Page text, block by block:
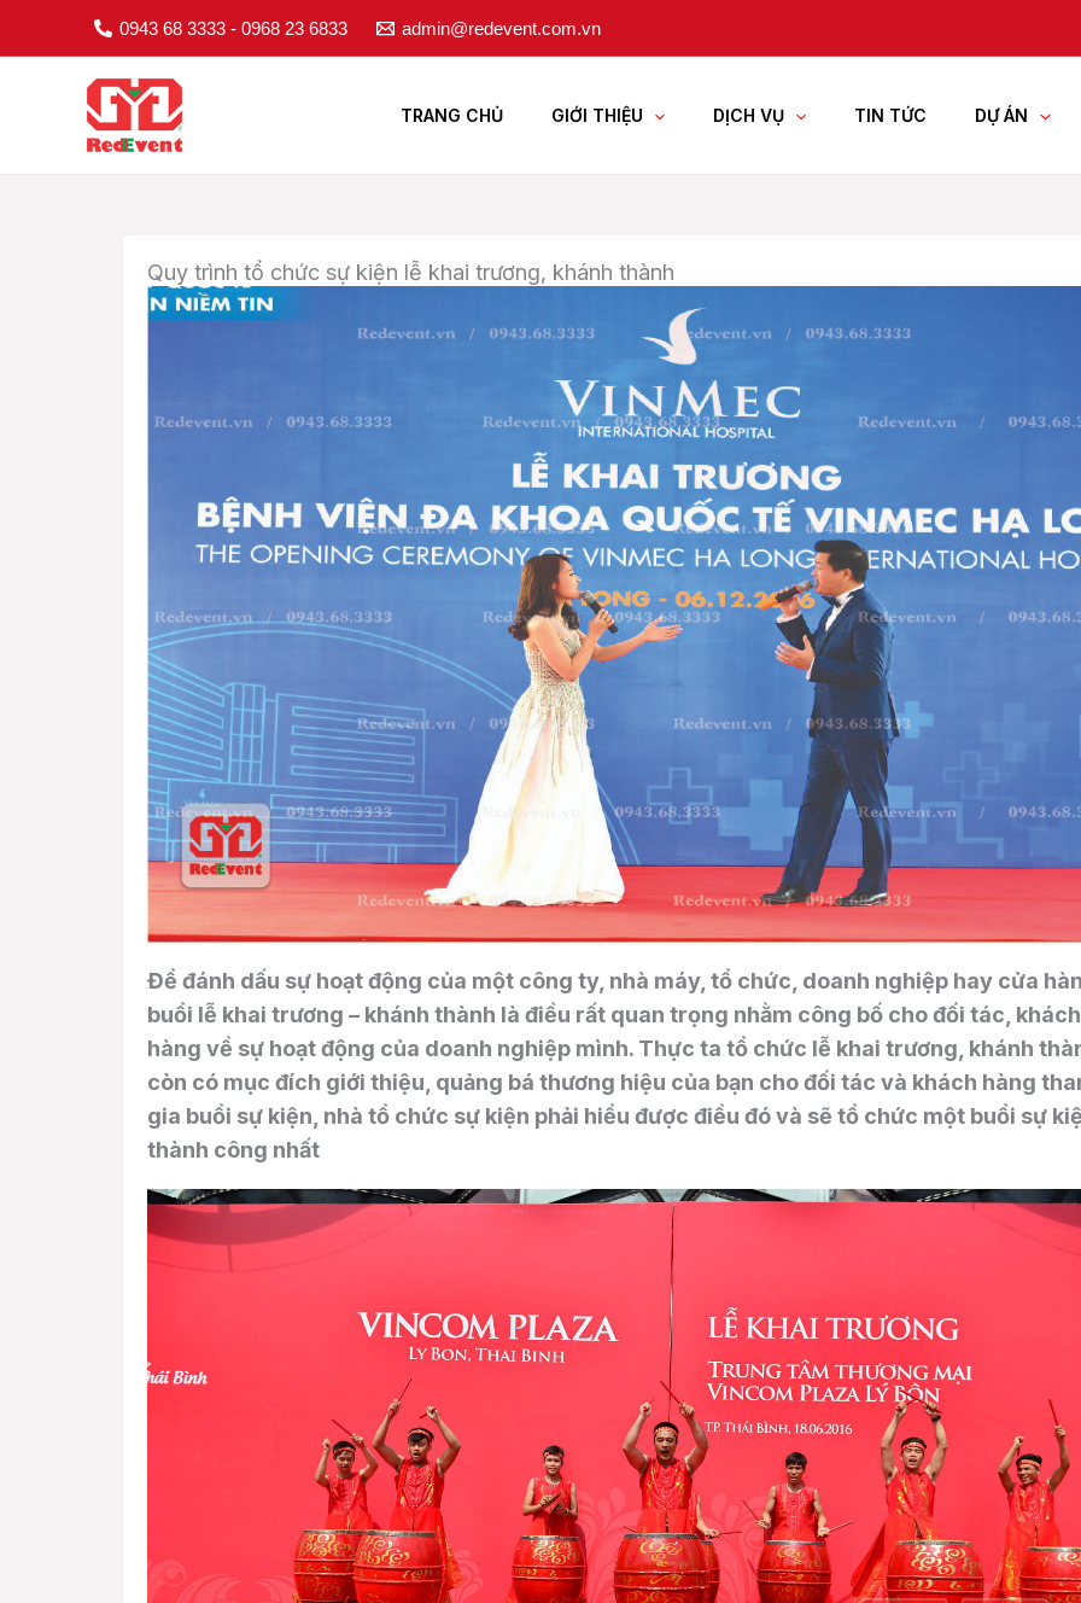
0943 68 3333 - 0968 23 6833 admin@redevent.com.vn
TRANG CHỦ GIỚI THIỆU DỊCH VỤ TIN TỨC DỰ ÁN
Quy trình tổ chức sự kiện lễ khai trương, khánh thành
Để đánh dấu sự hoạt động của một công ty, nhà máy, tổ chức, doanh nghiệp hay cửa
buổi lễ khai trương – khánh thành là điều rất quan trọng nhằm công bố cho đối tác, khách
hàng về sự hoạt động của doanh nghiệp mình. Thực ta tổ chức lễ khai trương, khánh
còn có mục đích giới thiệu, quảng bá thương hiệu của bạn cho đối tác và khách hàng
gia buổi sự kiện, nhà tổ chức sự kiện phải hiểu được điều đó và sẽ tổ chức một buổi sự
thành công nhất